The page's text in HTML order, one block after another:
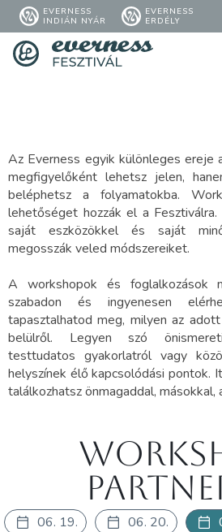
EVERNESS
INDIÁN NYÁR
EVERNESS
ERDÉLY
Az Everness egyik különleges ereje
megfigyelőként lehetsz jelen,
beléphetsz a folyamatokba.
lehetőséget hozzák el a
saját eszközökkel és saját
megosszák veled módszereiket.
A workshopok és foglalkozások
szabadon és ingyenesen
tapasztalhatod meg, milyen az
belülről. Legyen szó
testtudatos gyakorlatról vagy
helyszínek élő kapcsolódási pontok.
találkozhatsz önmagaddal, másokkal,
06. 19. 06. 20.